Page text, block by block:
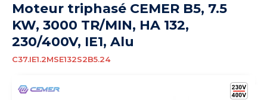
Moteur triphasé CEMER B5, 7.5
KW, 3000 TR/MIN, HA 132,
230/400V, IE1, Alu
C37.IE1.2MSE132S2B5.24